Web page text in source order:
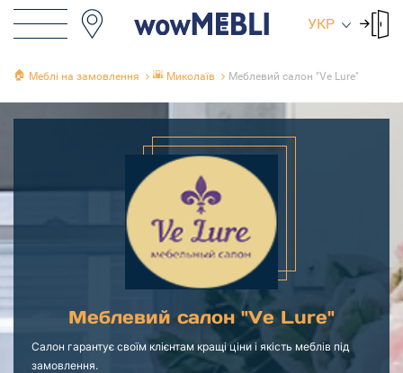
УКР
🏠 Меблі на замовлення 🌇 Миколаїв Меблевий салон "Ve Lure"
Меблевий салон "Ve Lure"
Салон гарантує своїм клієнтам кращі ціни і якість меблів під
замовлення.